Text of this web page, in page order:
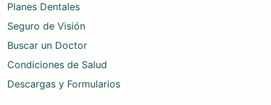
Planes Dentales
Seguro de Visión
Buscar un Doctor
Condiciones de Salud
Descargas y Formularios